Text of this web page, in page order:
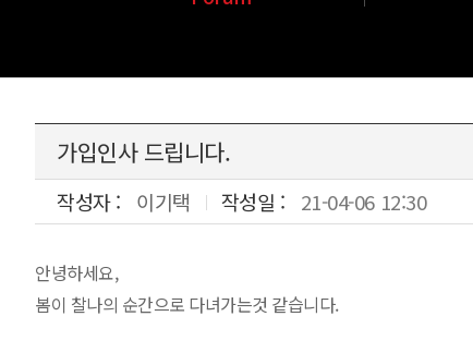
가입인사 드립니다.
작성자 : 이기택 작성일 : 21-04-06 12:30
본문
안녕하세요,
봄이 찰나의 순간으로 다녀가는것 같습니다.